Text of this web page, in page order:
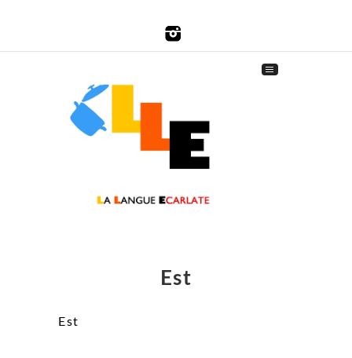
Est
Est